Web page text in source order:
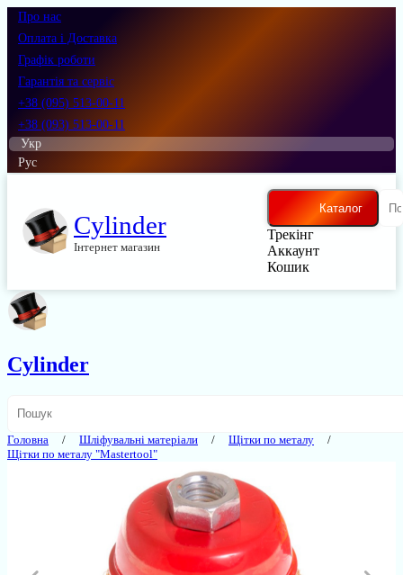
Про нас
Оплата і Доставка
Графік роботи
Гарантія та сервіс
+38 (095) 513-00-11
+38 (093) 513-00-11
Укр
Рус
Cylinder
Інтернет магазин
Каталог
Трекінг
Аккаунт
Кошик
Cylinder
Головна Шліфувальні матеріали
Щітки по металу
Щітки по металу "Mastertool"